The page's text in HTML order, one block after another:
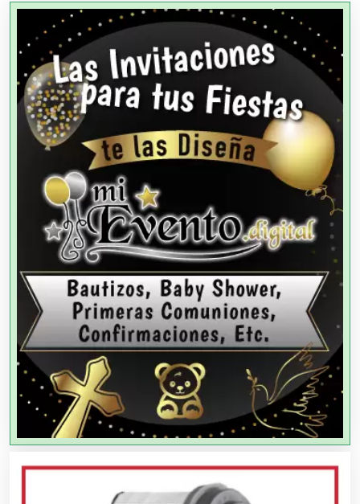
Agencias Aduanales
Agencias de Autos
Agencias de Cobranza
Agencias de Colocación
Agencias de Modelos
Agencias de Publicidad
Agencias de Viajes
Agricultores
Agricultura y Ganadería